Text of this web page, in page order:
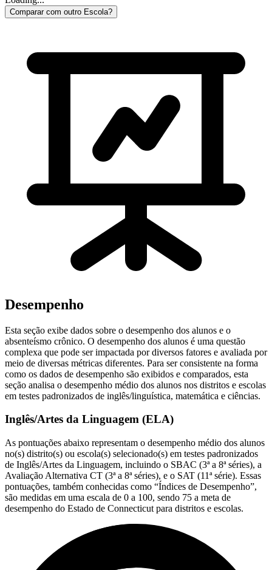
Comparar com outro Escola?
Desempenho
Esta seção exibe dados sobre o desempenho dos alunos e o
absenteísmo crônico. O desempenho dos alunos é uma questão
complexa que pode ser impactada por diversos fatores e avaliada por
meio de diversas métricas diferentes. Para ser consistente na forma
como os dados de desempenho são exibidos e comparados, esta
seção analisa o desempenho médio dos alunos nos distritos e escolas
em testes padronizados de inglês/linguística, matemática e ciências.
Inglês/Artes da Linguagem (ELA)
As pontuações abaixo representam o desempenho médio dos alunos
no(s) distrito(s) ou escola(s) selecionado(s) em testes padronizados
de Inglês/Artes da Linguagem, incluindo o SBAC (3ª a 8ª séries), a
Avaliação Alternativa CT (3ª a 8ª séries), e o SAT (11ª série). Essas
pontuações, também conhecidas como “Índices de Desempenho”,
são medidas em uma escala de 0 a 100, sendo 75 a meta de
desempenho do Estado de Connecticut para distritos e escolas.